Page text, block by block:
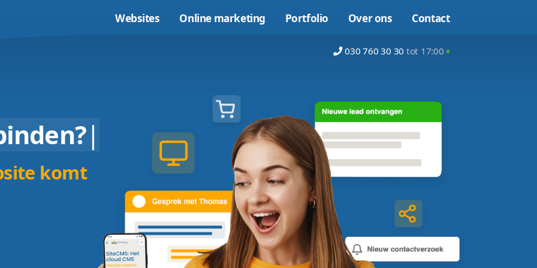
binden?|
website komt
Websites Online marketing Portfolio